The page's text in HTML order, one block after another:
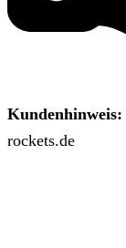
Kundenhinweis:
rockets.de